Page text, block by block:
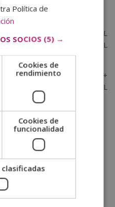
EMOCIONAL INFANTIL
INTELIGENCIA EMOCIONAL
CLÍNICA +
INTELIGENCIA EMOCIONAL
Política de
SOCIOS (5) →
Cookies de
rendimiento
Cookies de
funcionalidad